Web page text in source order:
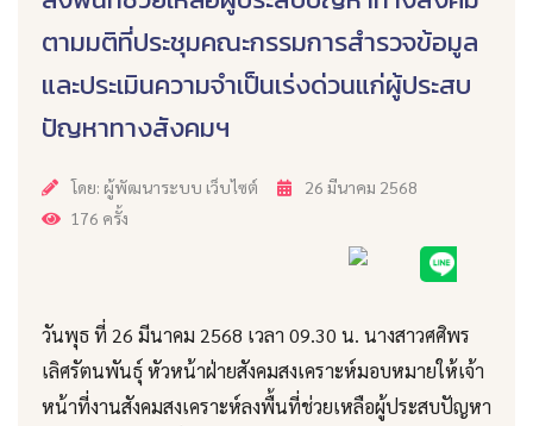
ตามมติที่ประชุมคณะกรรมการสำรวจข้อมูล
และประเมินความจำเป็นเร่งด่วนแก่ผู้ประสบ
ปัญหาทางสังคมฯ
โดย: ผู้พัฒนาระบบ เว็บไซต์
26 มีนาคม 2568
176 ครั้ง
วันพุธ ที่ 26 มีนาคม 2568 เวลา 09.30 น. นางสาวศศิพร
เลิศรัตนพันธุ์ หัวหน้าฝ่ายสังคมสงเคราะห์มอบหมายให้เจ้า
หน้าที่งานสังคมสงเคราะห์ลงพื้นที่ช่วยเหลือผู้ประสบปัญหา